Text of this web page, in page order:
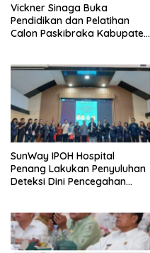
Vickner Sinaga Buka
Pendidikan dan Pelatihan
Calon Paskibraka Kabupaten
SunWay IPOH Hospital
Penang Lakukan Penyuluhan
Deteksi Dini Pencegahan